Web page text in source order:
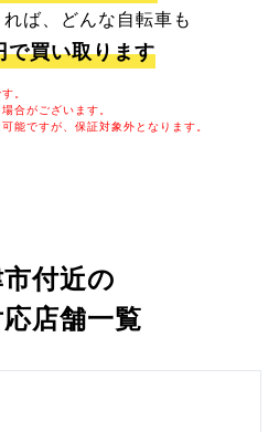
ば、どんな自転車も
で買い取ります
。
合がございます。
能ですが、保証対象外となります。
付近の
店舗一覧